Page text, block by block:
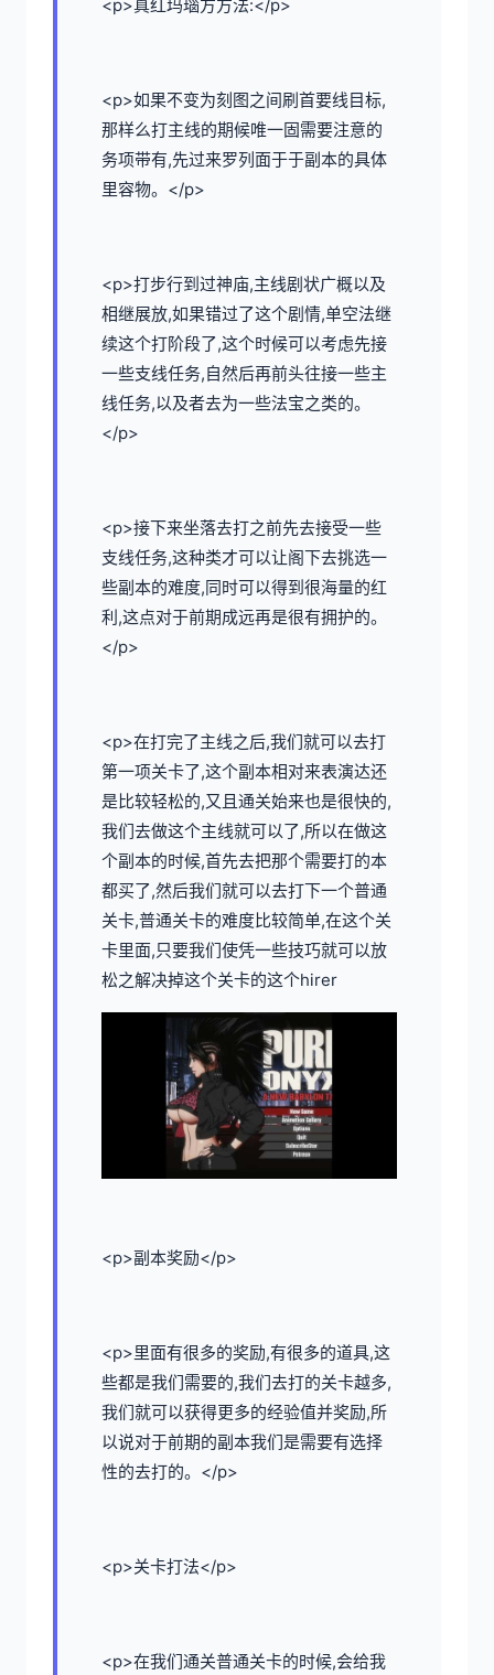
<p>真红玛瑙方方法:</p>
<p>如果不变为刻图之间刷首要线目标,
那样么打主线的期候唯一固需要注意的
务项带有,先过来罗列面于于副本的具体
里容物。</p>
<p>打步行到过神庙,主线剧状广概以及
相继展放,如果错过了这个剧情,单空法继
续这个打阶段了,这个时候可以考虑先接
一些支线任务,自然后再前头往接一些主
线任务,以及者去为一些法宝之类的。
</p>
<p>接下来坐落去打之前先去接受一些
支线任务,这种类才可以让阁下去挑选一
些副本的难度,同时可以得到很海量的红
利,这点对于前期成远再是很有拥护的。
</p>
<p>在打完了主线之后,我们就可以去打
第一项关卡了,这个副本相对来表演达还
是比较轻松的,又且通关始来也是很快的,
我们去做这个主线就可以了,所以在做这
个副本的时候,首先去把那个需要打的本
都买了,然后我们就可以去打下一个普通
关卡,普通关卡的难度比较简单,在这个关
卡里面,只要我们使凭一些技巧就可以放
松之解决掉这个关卡的这个hirer
<p>副本奖励</p>
<p>里面有很多的奖励,有很多的道具,这
些都是我们需要的,我们去打的关卡越多,
我们就可以获得更多的经验值并奖励,所
以说对于前期的副本我们是需要有选择
性的去打的。</p>
<p>关卡打法</p>
<p>在我们通关普通关卡的时候,会给我